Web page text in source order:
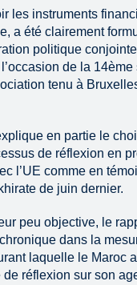
les instruments
a été clairement
politique
l’occasion de la
tenu à
en partie le
de réflexion en
l’UE comme en
de juin dernier.
peu objective, le
dans la
laquelle le Maroc
de réflexion sur son